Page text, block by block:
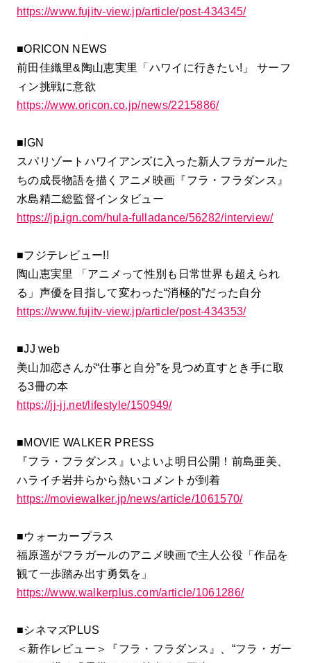
https://www.fujitv-view.jp/article/post-434345/
■ORICON NEWS
前田佳織里&陶山恵実里「ハワイに行きたい!」 サーフ
ィン挑戦に意欲
https://www.oricon.co.jp/news/2215886/
■IGN
スパリゾートハワイアンズに入った新人フラガールた
ちの成長物語を描くアニメ映画『フラ・フラダンス』
水島精二総監督インタビュー
https://jp.ign.com/hula-fulladance/56282/interview/
■フジテレビュー!!
陶山恵実里 「アニメって性別も日常世界も超えられ
る」声優を目指して変わった“消極的”だった自分
https://www.fujitv-view.jp/article/post-434353/
■JJ web
美山加恋さんが“仕事と自分”を見つめ直すとき手に取
る3冊の本
https://jj-jj.net/lifestyle/150949/
■MOVIE WALKER PRESS
『フラ・フラダンス』いよいよ明日公開！前島亜美、
ハライチ岩井らから熱いコメントが到着
https://moviewalker.jp/news/article/1061570/
■ウォーカープラス
福原遥がフラガールのアニメ映画で主人公役「作品を
観て一歩踏み出す勇気を」
https://www.walkerplus.com/article/1061286/
■シネマズPLUS
＜新作レビュー＞『フラ・フラダンス』、“フラ・ガー